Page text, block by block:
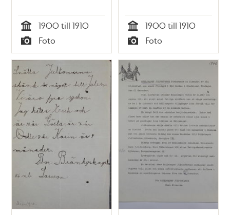
Tid
1900 till 1910
Typ
Foto Tid
1900 till 1910
Typ
Foto